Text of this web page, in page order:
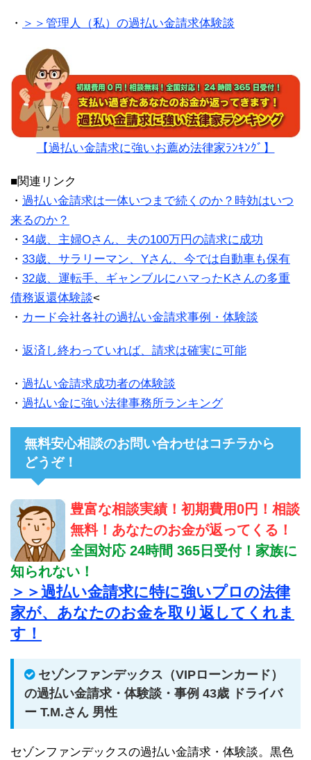
・ ＞＞管理人（私）の過払い金請求体験談
【過払い金請求に強いお薦め法律家ﾗﾝｷﾝｸﾞ】
■関連リンク
・ 過払い金請求は一体いつまで続くのか？時効はいつ
来るのか？
・ 34歳、主婦Oさん、夫の100万円の請求に成功
・ 33歳、サラリーマン、Yさん、今では自動車も保有
・ 32歳、運転手、ギャンブルにハマったKさんの多重
債務返還体験談<
・ カード会社各社の過払い金請求事例・体験談
・ 返済し終わっていれば、請求は確実に可能
・ 過払い金請求成功者の体験談
・ 過払い金に強い法律事務所ランキング
無料安心相談のお問い合わせはコチラから
どうぞ！
豊富な相談実績！初期費用0円！相談
無料！あなたのお金が返ってくる！
全国対応 24時間 365日受付！家族に
知られない！
＞＞過払い金請求に特に強いプロの法律
家が、あなたのお金を取り返してくれま
す！
セゾンファンデックス（VIPローンカード）
の過払い金請求・体験談・事例 43歳 ドライバ
ー T.M.さん 男性
セゾンファンデックスの過払い金請求・体験談。黒色